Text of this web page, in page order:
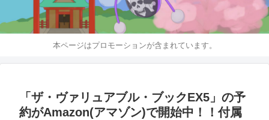
本ページはプロモーションが含まれています。
「ザ・ヴァリュアブル・ブックEX5」の予
約がAmazon(アマゾン)で開始中！！付属